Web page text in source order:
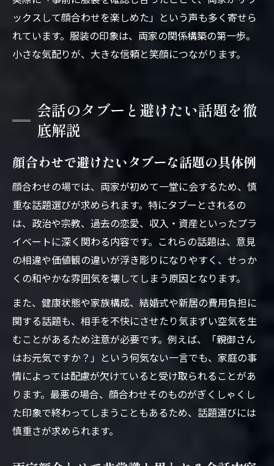
ックスして顔合わせを楽しめた」という声も多く寄せら
れています。服装の印象は、両家の関係構築の第一歩。
小さな気配りが、大きな信頼と笑顔につながります。
会話のタブーと避けたい話題を徹
底解説
顔合わせで避けたいタブーな話題の具体例
顔合わせの場では、両家が初めて一堂に会するため、慎
重な話題選びが求められます。特にタブーとされるの
は、政治や宗教、過去の恋愛、収入・資産といったプラ
イベートに深く関わる内容です。これらの話題は、意見
の相違や価値観の違いが浮き彫りになりやすく、せっか
くの和やかな雰囲気を壊してしまう原因となります。
また、健康状態や家族構成、結婚式や新居の費用負担に
関する話題も、相手を不快にさせたり気まずい空気を生
むことがあるため注意が必要です。例えば、「親御さん
はお元気ですか？」という何気ない一言でも、家庭の事
情によっては配慮が欠けていると受け取られることがあ
ります。最悪の場合、顔合わせそのものがぎくしゃくし
た印象で終わってしまうこともあるため、話題選びには
慎重さが求められます。